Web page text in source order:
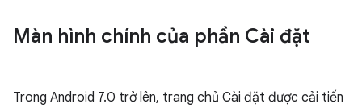
Màn hình chính của phần Cài đặt
Trong Android 7.0 trở lên, trang chủ Cài đặt được cải tiến